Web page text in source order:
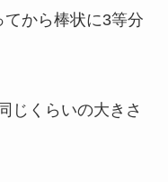
から棒状に3等分
じくらいの大きさ